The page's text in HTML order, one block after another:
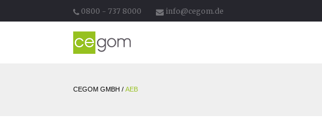
0800 - 737 8000 info@cegom.de
CEGOM GMBH / AEB